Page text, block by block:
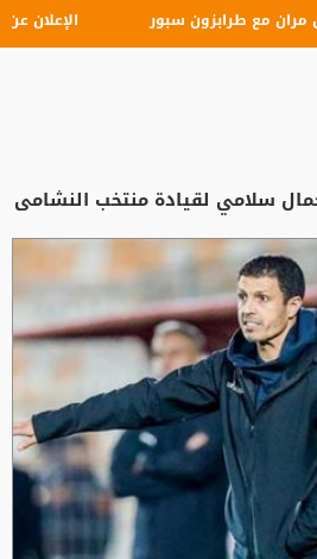
مع طرابزون سبور الإعلان عن
سلامي لقيادة منتخب النشامى